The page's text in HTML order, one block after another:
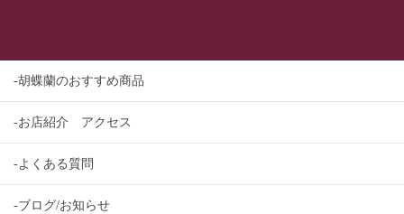
-胡蝶蘭のおすすめ商品
-お店紹介 アクセス
-よくある質問
-ブログ/お知らせ